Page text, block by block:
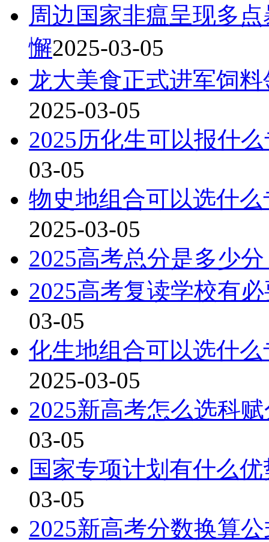
周边国家非瘟呈现多
懈2025-03-05
龙大美食正式进军饲
2025-03-05
2025历化生可以报什
03-05
物史地组合可以选什
2025-03-05
2025高考总分是多少
2025高考复读学校有
03-05
化生地组合可以选什
2025-03-05
2025新高考怎么选科
03-05
国家专项计划有什么
03-05
2025新高考分数换算